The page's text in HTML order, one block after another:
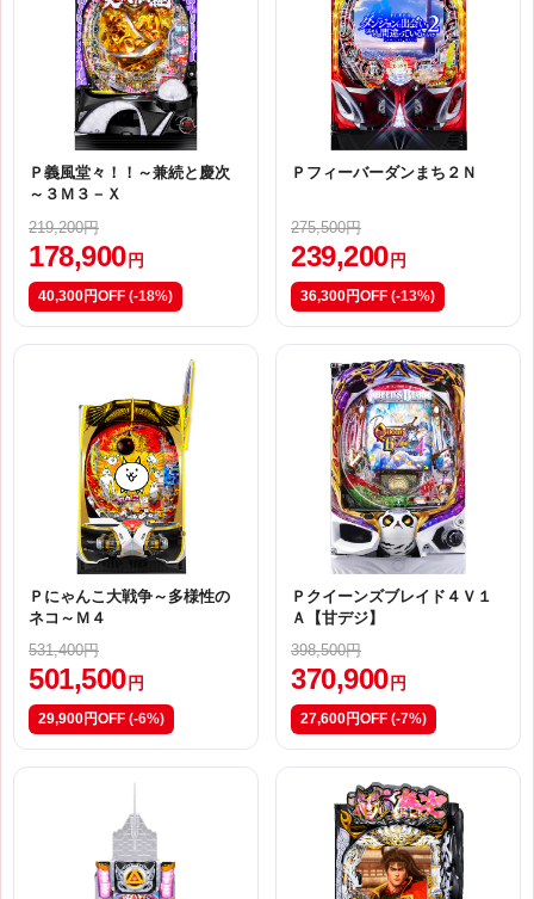
Ｐ義風堂々！！～兼続と慶次
～３Ｍ３－Ｘ
219,200円
178,900 円
40,300円OFF (-18%)
Ｐフィーバーダンまち２Ｎ
275,500円
239,200 円
36,300円OFF (-13%)
Ｐにゃんこ大戦争～多様性の
ネコ～Ｍ４
531,400円
501,500 円
29,900円OFF (-6%)
Ｐクイーンズブレイド４Ｖ１
Ａ【甘デジ】
398,500円
370,900 円
27,600円OFF (-7%)